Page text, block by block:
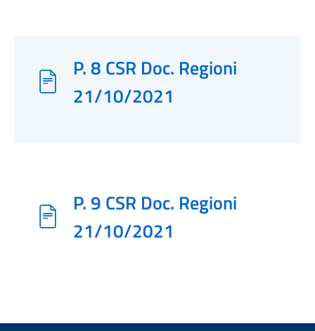
P. 8 CSR Doc. Regioni
21/10/2021
P. 9 CSR Doc. Regioni
21/10/2021